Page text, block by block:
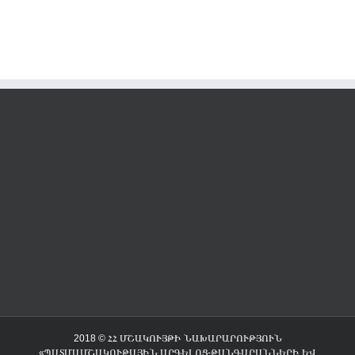
2018 © ՀՀ ՄՇԱԿՈՒՅԹԻ ՆԱԽԱՐԱՐՈՒԹՅՈՒՆ